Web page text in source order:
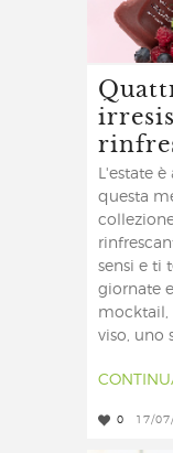
L'estate
questa
sensi e ti
giornate
mocktail,
viso, uno
0 17/